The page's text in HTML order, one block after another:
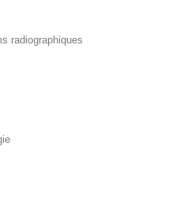
radiographiques